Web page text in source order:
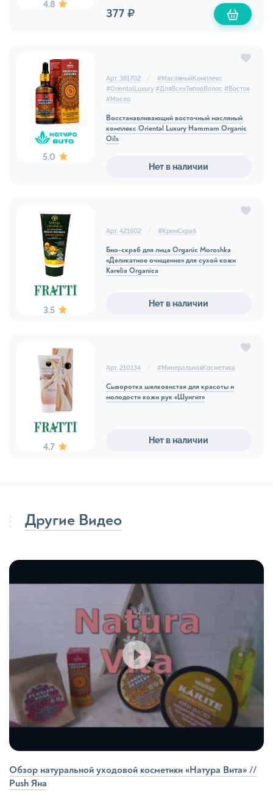
4.8
377 ₽
5.0
Арт. 381702 #МасляныйКомплекс
#OrientalLuxury #ДляВсехТиповВолос #Восток
#Масло
Восстанавливающий восточный масляный
комплекс Oriental Luxury Hammam Organic
Oils
Нет в наличии
3.5
Арт. 421602 #КремСкраб
Био-скраб для лица Organic Moroshka
«Деликатное очищение» для сухой кожи
Karelia Organica
Нет в наличии
4.7
Арт. 210134 #МинеральнаяКосметика
Сыворотка шелковистая для красоты и
молодости кожи рук «Шунгит»
Нет в наличии
Другие Видео
Обзор натуральной уходовой косметики «Натура Вита» //
Push Яна